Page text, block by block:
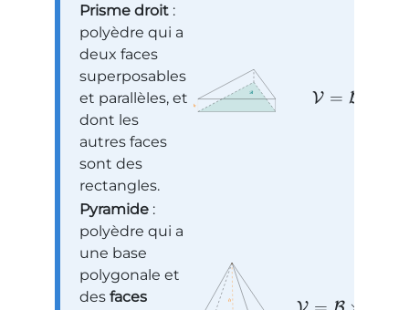
Prisme droit :
polyèdre qui a
deux faces
superposables
et parallèles, et
dont les
autres faces
sont des
rectangles.
V = B
Pyramide :
polyèdre qui a
une base
polygonale et
des faces